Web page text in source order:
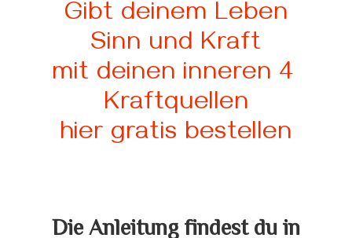
Gibt deinem Leben
Sinn und Kraft
mit deinen inneren 4
Kraftquellen
hier gratis bestellen
Die Anleitung findest du in